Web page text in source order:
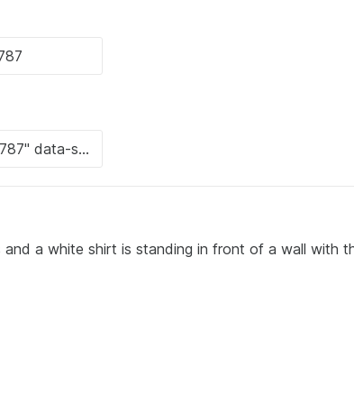
and a white shirt is standing in front of a wall with